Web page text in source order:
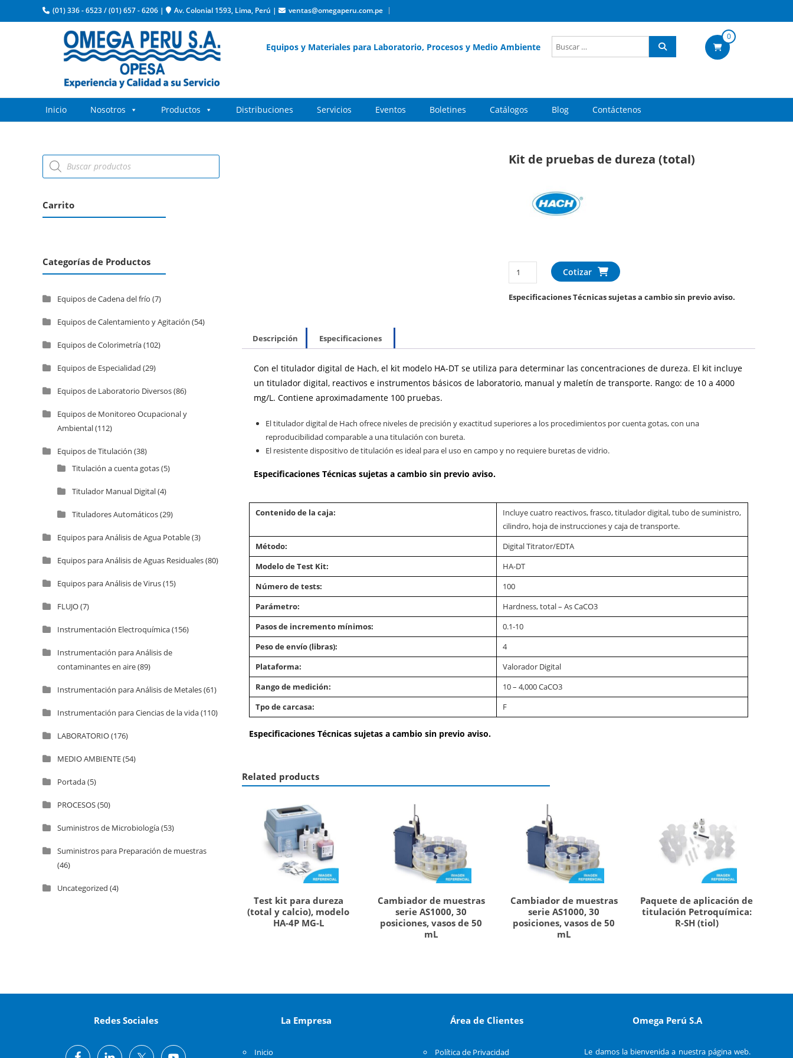
(01) 336 - 6523/(01) 657 - 6206 | Av. Colonial 1593, Lima, Perú | ventas@omegaperu.com.pe
Equipos y Materiales para Laboratorio, Procesos y Medio Ambiente
0
Inicio Nosotros Productos Distribuciones Servicios Eventos Boletines Catálogos Blog Contáctenos
Kit de pruebas de dureza (total)
Cotizar
Especificaciones Técnicas sujetas a cambio sin previo aviso.
Descripción Especificaciones
Con el titulador digital de Hach, el kit modelo HA-DT se utiliza para determinar las concentraciones de dureza. El kit incluye
un titulador digital, reactivos e instrumentos básicos de laboratorio, manual y maletín de transporte. Rango: de 10 a 4000
mg/L. Contiene aproximadamente 100 pruebas.
El titulador digital de Hach ofrece niveles de precisión y exactitud superiores a los procedimientos por cuenta gotas, con una
reproducibilidad comparable a una titulación con bureta.
El resistente dispositivo de titulación es ideal para el uso en campo y no requiere buretas de vidrio.
Especificaciones Técnicas sujetas a cambio sin previo aviso.
Contenido de la caja:
Incluye cuatro reactivos, frasco, titulador digital, tubo de suministro,
cilindro, hoja de instrucciones y caja de transporte.
Método:
Digital Titrator/EDTA
Modelo de Test Kit:
HA-DT
Número de tests:
100
Parámetro:
Hardness, total – As CaCO3
Pasos de incremento mínimos:
0.1-10
Peso de envío (libras):
4
Plataforma:
Valorador Digital
Rango de medición:
10 – 4,000 CaCO3
Tpo de carcasa:
F
Especificaciones Técnicas sujetas a cambio sin previo aviso.
Related products
Test kit para dureza
(total y calcio), modelo
HA-4P MG-L
Cambiador de muestras
serie AS1000, 30
posiciones, vasos de 50
mL
Cambiador de muestras
serie AS1000, 30
posiciones, vasos de 50
mL
Paquete de aplicación de
titulación Petroquímica:
R-SH (tiol)
Carrito
Categorías de Productos
Equipos de Cadena del frío (7)
Equipos de Calentamiento y Agitación (54)
Equipos de Colorimetría(102)
Equipos de Especialidad (29)
Equipos de Laboratorio Diversos(86)
Equipos de Monitoreo Ocupacional y
Ambiental(112)
Equipos de Titulación (38)
Titulación a cuenta gotas(5)
Titulador Manual Digital(4)
Tituladores Automáticos(29)
Equipos para Análisis de Agua Potable(3)
Equipos para Análisis de Aguas Residuales(80)
Equipos para Análisis de Virus(15)
FLUJO(7)
Instrumentación Electroquímica(156)
Instrumentación para Análisis de
contaminantes en aire(89)
Instrumentación para Análisis de Metales(61)
Instrumentación para Ciencias de la vida(110)
LABORATORIO(176)
MEDIO AMBIENTE(54)
Portada(5)
PROCESOS(50)
Suministros de Microbiología(53)
Suministros para Preparación de muestras
(46)
Uncategorized (4)
Redes Sociales La Empresa
Inicio
Área de Clientes
Política de Privacidad
Omega Perú S.A
Le damos la bienvenida a nuestra página web.